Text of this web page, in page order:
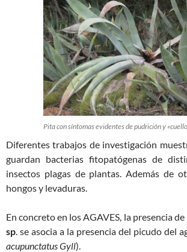
Pita con síntomas evidentes de pudrición y
Diferentes trabajos de investigación
guardan bacterias fitopatógenas de
insectos plagas de plantas. Además de
hongos y levaduras.
En concreto en los AGAVES, la presencia
sp . se asocia a la presencia del picudo del
acupunctatus Gyll).